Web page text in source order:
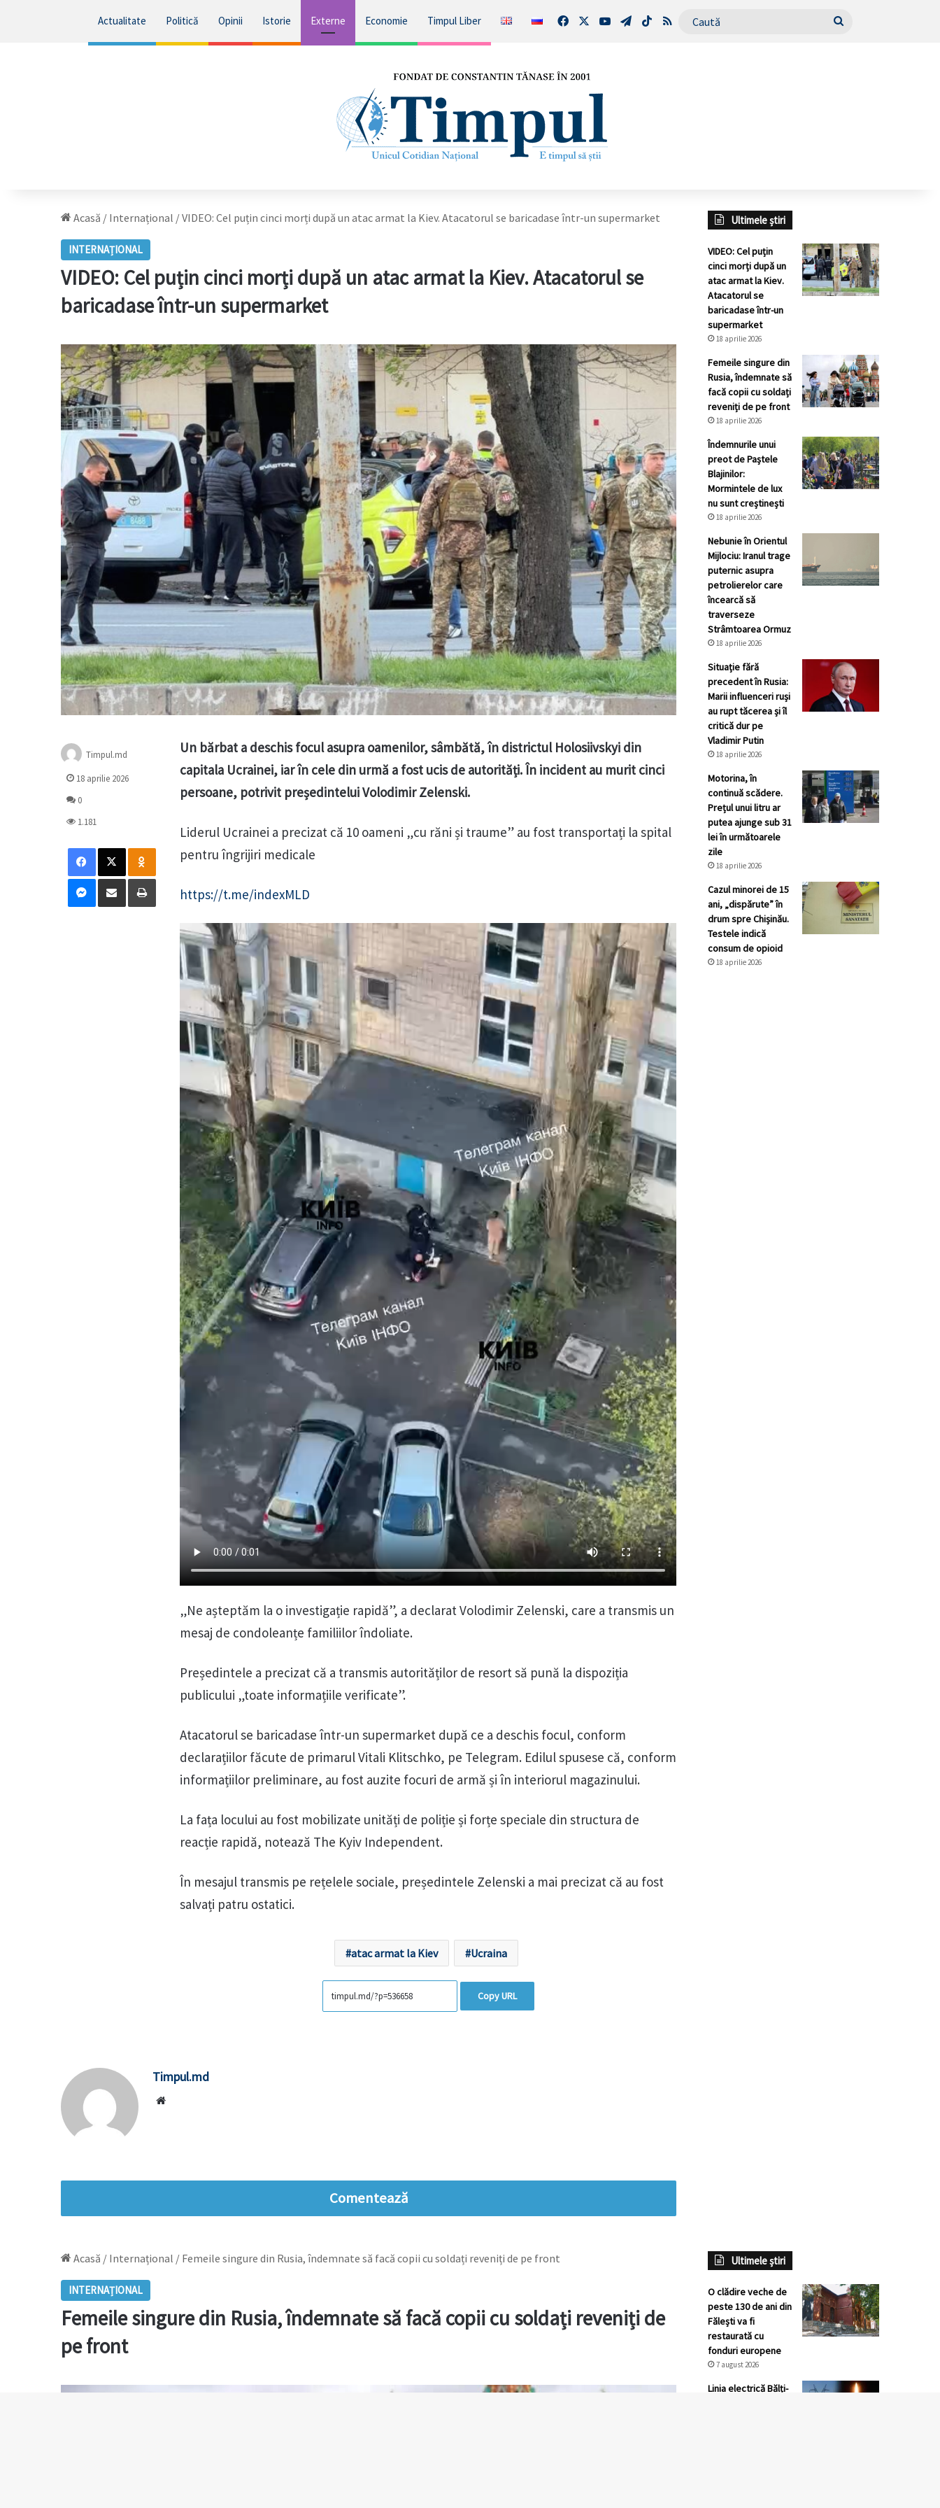
Actualitate Politică Opinii Istorie Externe Economie Timpul Liber FacebookYouTubeTelegram
TikTokRSS Caută
Acasă / Internațional /VIDEO: Cel puțin cinci morți după un atac armat la Kiev. Atacatorul se baricadase într-un supermarket
INTERNAȚIONAL
VIDEO: Cel puțin cinci morți după un atac armat la Kiev. Atacatorul se
baricadase într-un supermarket
Un bărbat a deschis focul asupra oamenilor, sâmbătă, în districtul Holosiivskyi din
capitala Ucrainei, iar în cele din urmă a fost ucis de autorități. În incident au murit cinci
persoane, potrivit președintelui Volodimir Zelenski.
Liderul Ucrainei a precizat că 10 oameni „cu răni și traume” au fost transportați la spital
pentru îngrijiri medicale
https://t.me/indexMLD
„Ne așteptăm la o investigație rapidă”, a declarat Volodimir Zelenski, care a transmis un
mesaj de condoleanțe familiilor îndoliate.
Președintele a precizat că a transmis autorităților de resort să pună la dispoziția
publicului „toate informațiile verificate”.
Atacatorul se baricadase într-un supermarket după ce a deschis focul, conform
declarațiilor făcute de primarul Vitali Klitschko, pe Telegram. Edilul spusese că, conform
informațiilor preliminare, au fost auzite focuri de armă și în interiorul magazinului.
La fața locului au fost mobilizate unități de poliție și forțe speciale din structura de
reacție rapidă, notează The Kyiv Independent.
În mesajul transmis pe rețelele sociale, președintele Zelenski a mai precizat că au fost
salvați patru ostatici.
atac armat la Kiev Ucraina
Copy URL
Timpul.md
18 aprilie 2026
0
1.181
Facebook
X Odnoklassniki
Messenger
Distribuie prin mail Tipărește
Timpul.md
Comentează
Ultimele știri
VIDEO: Cel puțin
cinci morți după un
atac armat la Kiev.
Atacatorul se
baricadase într-un
supermarket
18 aprilie 2026
Femeile singure din
Rusia, îndemnate să
facă copii cu soldați
reveniți de pe front
18 aprilie 2026
Îndemnurile unui
preot de Paștele
Blajinilor:
Mormintele de lux
nu sunt creștinești
18 aprilie 2026
Nebunie în Orientul
Mijlociu: Iranul trage
puternic asupra
petrolierelor care
încearcă să
traverseze
Strâmtoarea Ormuz
18 aprilie 2026
Situație fără
precedent în Rusia:
Marii influenceri ruși
au rupt tăcerea și îl
critică dur pe
Vladimir Putin
18 aprilie 2026
Motorina, în
continuă scădere.
Prețul unui litru ar
putea ajunge sub 31
lei în următoarele
zile
18 aprilie 2026
Cazul minorei de 15
ani, „dispărute” în
drum spre Chișinău.
Testele indică
consum de opioid
18 aprilie 2026